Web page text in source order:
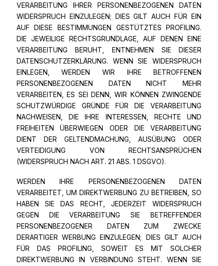
VERARBEITUNG IHRER PERSONENBEZOGENEN DATEN
WIDERSPRUCH EINZULEGEN; DIES GILT AUCH FÜR EIN
AUF DIESE BESTIMMUNGEN GESTÜTZTES PROFILING.
DIE JEWEILIGE RECHTSGRUNDLAGE, AUF DENEN EINE
VERARBEITUNG BERUHT, ENTNEHMEN SIE DIESER
DATENSCHUTZERKLÄRUNG. WENN SIE WIDERSPRUCH
EINLEGEN, WERDEN WIR IHRE BETROFFENEN
PERSONENBEZOGENEN DATEN NICHT MEHR
VERARBEITEN, ES SEI DENN, WIR KÖNNEN ZWINGENDE
SCHUTZWÜRDIGE GRÜNDE FÜR DIE VERARBEITUNG
NACHWEISEN, DIE IHRE INTERESSEN, RECHTE UND
FREIHEITEN ÜBERWIEGEN ODER DIE VERARBEITUNG
DIENT DER GELTENDMACHUNG, AUSÜBUNG ODER
VERTEIDIGUNG VON RECHTSANSPRÜCHEN
(WIDERSPRUCH NACH ART. 21 ABS. 1 DSGVO).
WERDEN IHRE PERSONENBEZOGENEN DATEN
VERARBEITET, UM DIREKTWERBUNG ZU BETREIBEN, SO
HABEN SIE DAS RECHT, JEDERZEIT WIDERSPRUCH
GEGEN DIE VERARBEITUNG SIE BETREFFENDER
PERSONENBEZOGENER DATEN ZUM ZWECKE
DERARTIGER WERBUNG EINZULEGEN; DIES GILT AUCH
FÜR DAS PROFILING, SOWEIT ES MIT SOLCHER
DIREKTWERBUNG IN VERBINDUNG STEHT. WENN SIE